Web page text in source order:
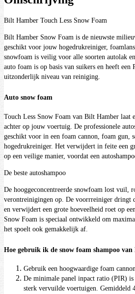
Bilt Hamber Touch Less Snow Foam
Bilt Hamber Snow Foam is de nieuwste
geschikt voor jouw hogedrukreiniger,
snowfoam is veilig voor alle soorten autolak
auto foam is op basis van suikers en heeft een
uitzonderlijk niveau van reiniging.
Auto snow foam
Touch Less Snow Foam van Bilt Hamber laat
achter op jouw voertuig. De professionele
geschikt voor in een foam cannon, foam gun,
hogedrukreiniger. Het verwijdert in feite een
op een veilige manier, voordat een
De beste autoshampoo
De hooggeconcentreerde snowfoam lost vuil,
verontreinigingen op. De voorrreiniger dringt
en verwijdert een grote hoeveelheid roet op
Snow Foam is speciaal ontwikkeld om
het spoelt ook gemakkelijk af.
Hoe gebruik ik de snow foam shampoo
Gebruik een hoogwaardige foam
De minimale panel inpact ratio (PIR)
sterk vervuilde voertuigen. Gemiddeld